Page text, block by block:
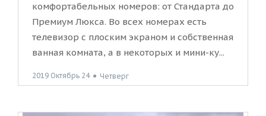
комфортабельных номеров: от Стандарта до
Премиум Люкса. Во всех номерах есть
телевизор с плоским экраном и собственная
ванная комната, а в некоторых и мини-ку...
2019 Октябрь 24 ● Четверг